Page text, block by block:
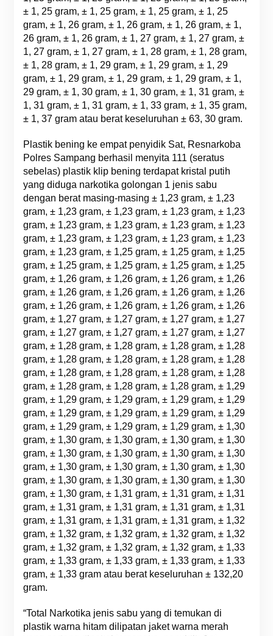
± 1, 25 gram, ± 1, 25 gram, ± 1, 25 gram, ± 1, 25
gram, ± 1, 26 gram, ± 1, 26 gram, ± 1, 26 gram, ± 1,
26 gram, ± 1, 26 gram, ± 1, 27 gram, ± 1, 27 gram, ±
1, 27 gram, ± 1, 27 gram, ± 1, 28 gram, ± 1, 28 gram,
± 1, 28 gram, ± 1, 29 gram, ± 1, 29 gram, ± 1, 29
gram, ± 1, 29 gram, ± 1, 29 gram, ± 1, 29 gram, ± 1,
29 gram, ± 1, 30 gram, ± 1, 30 gram, ± 1, 31 gram, ±
1, 31 gram, ± 1, 31 gram, ± 1, 33 gram, ± 1, 35 gram,
± 1, 37 gram atau berat keseluruhan ± 63, 30 gram.
Plastik bening ke empat penyidik Sat, Resnarkoba
Polres Sampang berhasil menyita 111 (seratus
sebelas) plastik klip bening terdapat kristal putih
yang diduga narkotika golongan 1 jenis sabu
dengan berat masing-masing ± 1,23 gram, ± 1,23
gram, ± 1,23 gram, ± 1,23 gram, ± 1,23 gram, ± 1,23
gram, ± 1,23 gram, ± 1,23 gram, ± 1,23 gram, ± 1,23
gram, ± 1,23 gram, ± 1,23 gram, ± 1,23 gram, ± 1,23
gram, ± 1,23 gram, ± 1,25 gram, ± 1,25 gram, ± 1,25
gram, ± 1,25 gram, ± 1,25 gram, ± 1,25 gram, ± 1,25
gram, ± 1,26 gram, ± 1,26 gram, ± 1,26 gram, ± 1,26
gram, ± 1,26 gram, ± 1,26 gram, ± 1,26 gram, ± 1,26
gram, ± 1,26 gram, ± 1,26 gram, ± 1,26 gram, ± 1,26
gram, ± 1,27 gram, ± 1,27 gram, ± 1,27 gram, ± 1,27
gram, ± 1,27 gram, ± 1,27 gram, ± 1,27 gram, ± 1,27
gram, ± 1,28 gram, ± 1,28 gram, ± 1,28 gram, ± 1,28
gram, ± 1,28 gram, ± 1,28 gram, ± 1,28 gram, ± 1,28
gram, ± 1,28 gram, ± 1,28 gram, ± 1,28 gram, ± 1,28
gram, ± 1,28 gram, ± 1,28 gram, ± 1,28 gram, ± 1,29
gram, ± 1,29 gram, ± 1,29 gram, ± 1,29 gram, ± 1,29
gram, ± 1,29 gram, ± 1,29 gram, ± 1,29 gram, ± 1,29
gram, ± 1,29 gram, ± 1,29 gram, ± 1,29 gram, ± 1,30
gram, ± 1,30 gram, ± 1,30 gram, ± 1,30 gram, ± 1,30
gram, ± 1,30 gram, ± 1,30 gram, ± 1,30 gram, ± 1,30
gram, ± 1,30 gram, ± 1,30 gram, ± 1,30 gram, ± 1,30
gram, ± 1,30 gram, ± 1,30 gram, ± 1,30 gram, ± 1,30
gram, ± 1,30 gram, ± 1,31 gram, ± 1,31 gram, ± 1,31
gram, ± 1,31 gram, ± 1,31 gram, ± 1,31 gram, ± 1,31
gram, ± 1,31 gram, ± 1,31 gram, ± 1,31 gram, ± 1,32
gram, ± 1,32 gram, ± 1,32 gram, ± 1,32 gram, ± 1,32
gram, ± 1,32 gram, ± 1,32 gram, ± 1,32 gram, ± 1,33
gram, ± 1,33 gram, ± 1,33 gram, ± 1,33 gram, ± 1,33
gram, ± 1,33 gram atau berat keseluruhan ± 132,20
gram.
“Total Narkotika jenis sabu yang di temukan di
plastik warna hitam dilipatan jaket warna merah